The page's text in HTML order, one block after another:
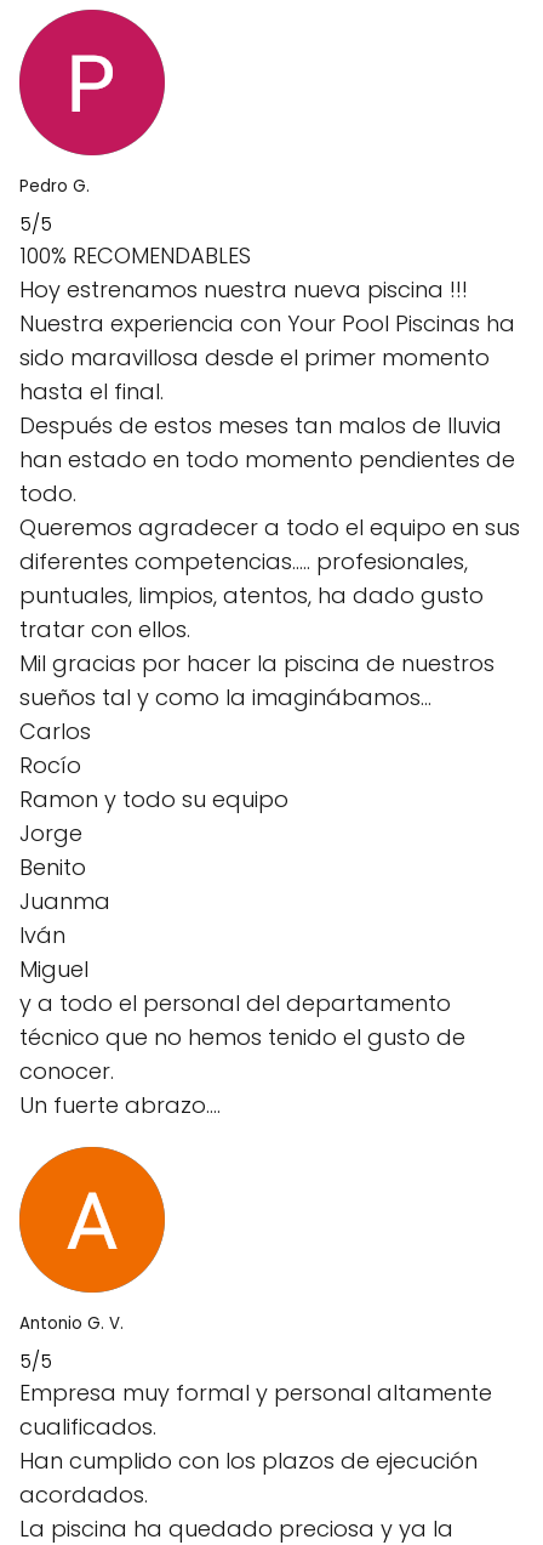
Pedro G.
5/5
100% RECOMENDABLES
Hoy estrenamos nuestra nueva piscina !!!
Nuestra experiencia con Your Pool Piscinas ha
sido maravillosa desde el primer momento
hasta el final.
Después de estos meses tan malos de lluvia
han estado en todo momento pendientes de
todo.
Queremos agradecer a todo el equipo en sus
diferentes competencias..... profesionales,
puntuales, limpios, atentos, ha dado gusto
tratar con ellos.
Mil gracias por hacer la piscina de nuestros
sueños tal y como la imaginábamos...
Carlos
Rocío
Ramon y todo su equipo
Jorge
Benito
Juanma
Iván
Miguel
y a todo el personal del departamento
técnico que no hemos tenido el gusto de
conocer.
Un fuerte abrazo....
Antonio G. V.
5/5
Empresa muy formal y personal altamente
cualificados.
Han cumplido con los plazos de ejecución
acordados.
La piscina ha quedado preciosa y ya la